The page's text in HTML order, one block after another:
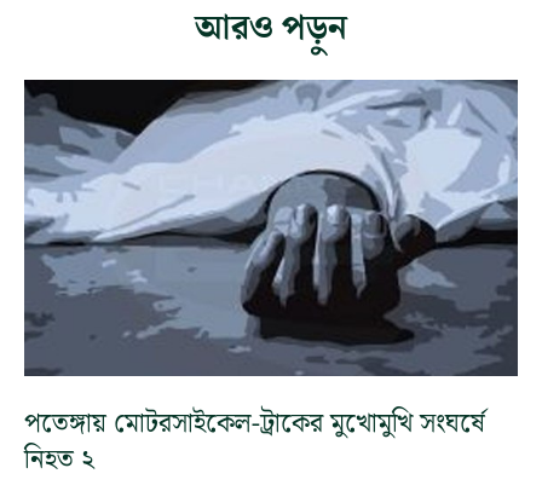
আরও পড়ুন
পতেঙ্গায় মোটরসাইকেল-ট্রাকের মুখোমুখি সংঘর্ষে
নিহত ২